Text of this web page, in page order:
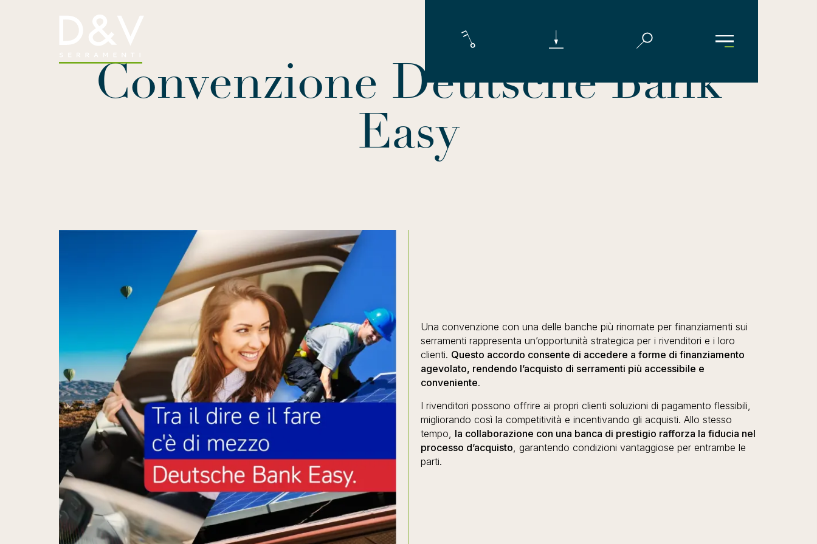
Convenzione Deutsche Bank
Easy
Una convenzione con una delle banche più rinomate per finanziamenti sui
serramenti rappresenta un’opportunità strategica per i rivenditori e i loro
clienti. Questo accordo consente di accedere a forme di finanziamento
agevolato, rendendo l’acquisto di serramenti più accessibile e
conveniente.
I rivenditori possono offrire ai propri clienti soluzioni di pagamento flessibili,
migliorando così la competitività e incentivando gli acquisti. Allo stesso
tempo, la collaborazione con una banca di prestigio rafforza la fiducia nel
processo d’acquisto , garantendo condizioni vantaggiose per entrambe le
parti.